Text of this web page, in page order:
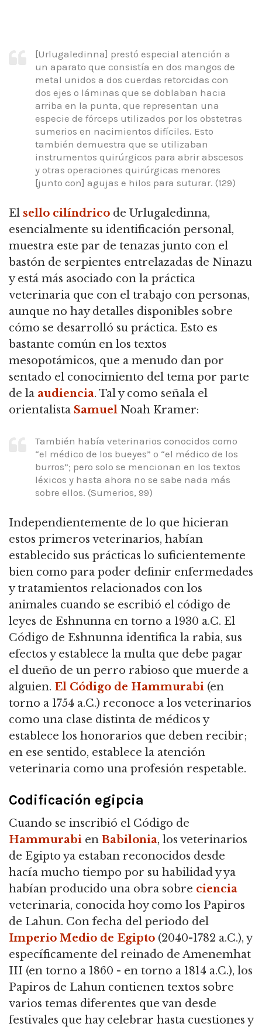
[Urlugaledinna] prestó especial atención a
un aparato que consistía en dos mangos de
metal unidos a dos cuerdas retorcidas con
dos ejes o láminas que se doblaban hacia
arriba en la punta, que representan una
especie de fórceps utilizados por los obstetras
sumerios en nacimientos difíciles. Esto
también demuestra que se utilizaban
instrumentos quirúrgicos para abrir abscesos
y otras operaciones quirúrgicas menores
[junto con] agujas e hilos para suturar. (129)
El sello cilíndrico de Urlugaledinna,
esencialmente su identificación personal,
muestra este par de tenazas junto con el
bastón de serpientes entrelazadas de Ninazu
y está más asociado con la práctica
veterinaria que con el trabajo con personas,
aunque no hay detalles disponibles sobre
cómo se desarrolló su práctica. Esto es
bastante común en los textos
mesopotámicos, que a menudo dan por
sentado el conocimiento del tema por parte
de la audiencia. Tal y como señala el
orientalista Samuel Noah Kramer:
También había veterinarios conocidos como
“el médico de los bueyes” o “el médico de los
burros”; pero solo se mencionan en los textos
léxicos y hasta ahora no se sabe nada más
sobre ellos. (Sumerios, 99)
Independientemente de lo que hicieran
estos primeros veterinarios, habían
establecido sus prácticas lo suficientemente
bien como para poder definir enfermedades
y tratamientos relacionados con los
animales cuando se escribió el código de
leyes de Eshnunna en torno a 1930 a.C. El
Código de Eshnunna identifica la rabia, sus
efectos y establece la multa que debe pagar
el dueño de un perro rabioso que muerde a
alguien. El Código de Hammurabi (en
torno a 1754 a.C.) reconoce a los veterinarios
como una clase distinta de médicos y
establece los honorarios que deben recibir;
en ese sentido, establece la atención
veterinaria como una profesión respetable.
Codificación egipcia
Cuando se inscribió el Código de
Hammurabi en Babilonia, los veterinarios
de Egipto ya estaban reconocidos desde
hacía mucho tiempo por su habilidad y ya
habían producido una obra sobre ciencia
veterinaria, conocida hoy como los Papiros
de Lahun. Con fecha del periodo del
Imperio Medio de Egipto (2040-1782 a.C.), y
específicamente del reinado de Amenemhat
III (en torno a 1860 - en torno a 1814 a.C.), los
Papiros de Lahun contienen textos sobre
varios temas diferentes que van desde
festivales que hay celebrar hasta cuestiones y